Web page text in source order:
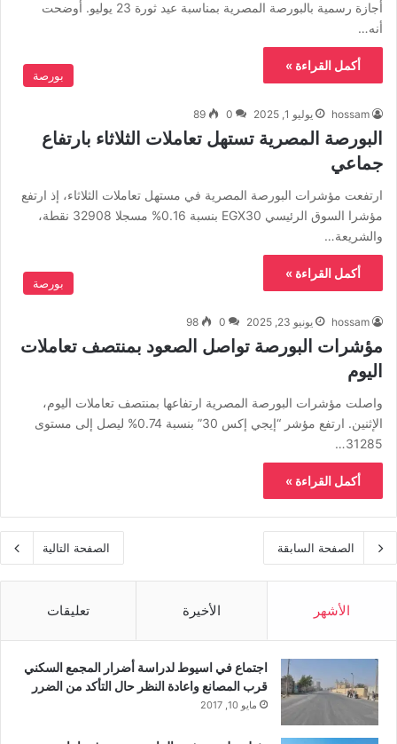
أجازة رسمية بالبورصة المصرية بمناسبة عيد ثورة 23 يوليو. أوضحت
أنه…
أكمل القراءة »
بورصة
hossam يوليو 1, 2025 0
89
البورصة المصرية تستهل تعاملات الثلاثاء بارتفاع
جماعي
ارتفعت مؤشرات البورصة المصرية في مستهل تعاملات الثلاثاء، إذ ارتفع
مؤشرا السوق الرئيسي EGX30 بنسبة 0.16% مسجلا 32908 نقطة،
والشريعة…
أكمل القراءة »
بورصة
hossam يونيو 23, 2025 0
98
مؤشرات البورصة تواصل الصعود بمنتصف تعاملات
اليوم
واصلت مؤشرات البورصة المصرية ارتفاعها بمنتصف تعاملات اليوم،
الإثنين. ارتفع مؤشر “إيجي إكس 30” بنسبة 0.74% ليصل إلى مستوى
31285…
أكمل القراءة »
الصفحة السابقة الصفحة التالية
الأشهر الأخيرة تعليقات
اجتماع في اسيوط لدراسة أضرار المجمع السكني
قرب المصانع واعادة النظر حال التأكد من الضرر
مايو 10, 2017